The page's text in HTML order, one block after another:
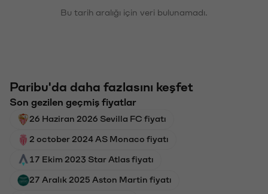
Bu tarih aralığı için veri bulunamadı.
Paribu'da daha fazlasını keşfet
Son gezilen geçmiş fiyatlar
26 Haziran 2026 Sevilla FC fiyatı
2 october 2024 AS Monaco fiyatı
17 Ekim 2023 Star Atlas fiyatı
27 Aralık 2025 Aston Martin fiyatı